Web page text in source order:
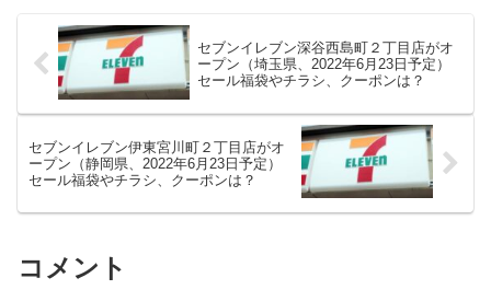
セブンイレブン深谷西島町２丁目店がオ
ープン（埼玉県、2022年6月23日予定）
セール福袋やチラシ、クーポンは？
セブンイレブン伊東宮川町２丁目店がオ
ープン（静岡県、2022年6月23日予定）
セール福袋やチラシ、クーポンは？
コメント